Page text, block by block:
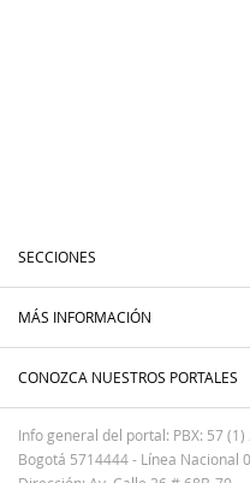
SECCIONES
MÁS INFORMACIÓN
CONOZCA NUESTROS PORTALES
Info general del portal: PBX: 57 (1)
Bogotá 5714444 - Línea Nacional